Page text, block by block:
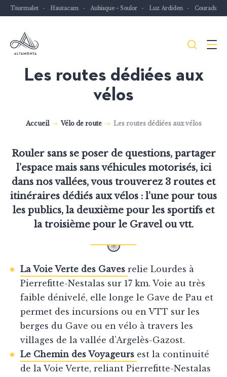
Tourmalet Hautacam Aubisque - Soulor Luz Ardiden
ou
VTT
Menu
Les routes dédiées aux
vélos
Accueil Vélo de route Les routes dédiées aux vélos
Rouler sans se poser de questions, partager
l’espace mais sans véhicules motorisés, ici
dans nos vallées, vous trouverez 3 routes et
itinéraires dédiés aux vélos : l’une pour tous
les publics, la deuxième pour les sportifs et
la troisième pour le Gravel ou vtt.
La Voie Verte des Gaves relie Lourdes à
Pierrefitte-Nestalas sur 17 km. Voie au très
faible dénivelé, elle longe le Gave de Pau et
permet des incursions ou en VTT sur les
berges du Gave ou en vélo à travers les
villages de la vallée d’Argelès-Gazost.
Le Chemin des Voyageurs est la continuité
de la Voie Verte, reliant Pierrefitte-Nestalas